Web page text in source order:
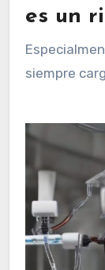
es un
siempre